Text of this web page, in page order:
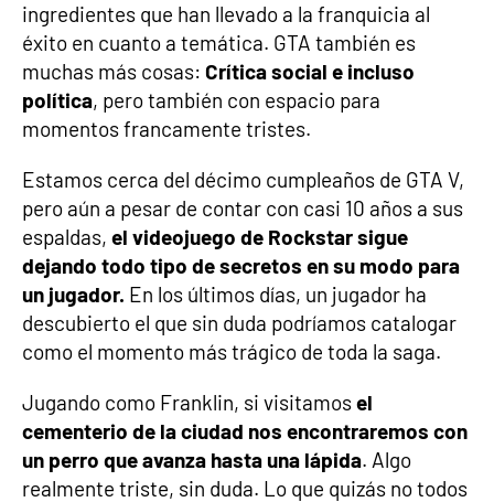
ingredientes que han llevado a la franquicia al
éxito en cuanto a temática. GTA también es
muchas más cosas: Crítica social e incluso
política, pero también con espacio para
momentos francamente tristes.
Estamos cerca del décimo cumpleaños de GTA V,
pero aún a pesar de contar con casi 10 años a sus
espaldas, el videojuego de Rockstar sigue
dejando todo tipo de secretos en su modo para
un jugador. En los últimos días, un jugador ha
descubierto el que sin duda podríamos catalogar
como el momento más trágico de toda la saga.
Jugando como Franklin, si visitamosel
cementerio de la ciudad nos encontraremos con
un perro que avanza hasta una lápida. Algo
realmente triste, sin duda. Lo que quizás no todos